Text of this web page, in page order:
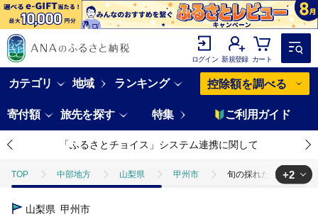
ログイン 新規登録 カート
カテゴリ 地域 ランキング 控除額を調べる
寄付額 旅先を探す 特集 ご利用ガイド
「ふるさとチョイス」システム連携に関して
TOP 中部地方 山梨県 甲州市 旬の採れたて大粒シャ
TOP
+2
山梨県 甲州市